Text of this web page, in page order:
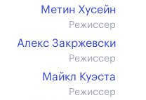
Метин Хусейн
Режиссер
Алекс Закржевски
Режиссер
Майкл Куэста
Режиссер